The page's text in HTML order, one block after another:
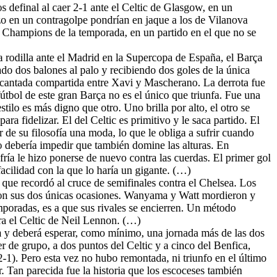
definal al caer 2-1 ante el Celtic de Glasgow, en un
en un contragolpe pondrían en jaque a los de Vilanova
de la temporada, en un partido en el que no se
ante el Madrid en la Supercopa de España, el Barça
dos balones al palo y recibiendo dos goles de la única
compartida entre Xavi y Mascherano. La derrota fue
de este gran Barça no es el único que triunfa. Fue una
es más digno que otro. Uno brilla por alto, el otro se
fidelizar. El del Celtic es primitivo y le saca partido. El
de su filosofía una moda, lo que le obliga a sufrir cuando
impedir que también domine las alturas. En
le hizo ponerse de nuevo contra las cuerdas. El primer gol
con la que lo haría un gigante. (…)
recordó al cruce de semifinales contra el Chelsea. Los
sus dos únicas ocasiones. Wanyama y Watt mordieron y
es a que sus rivales se encierren. Un método
el Celtic de Neil Lennon. (…)
deberá esperar, como mínimo, una jornada más de las dos
de grupo, a dos puntos del Celtic y a cinco del Benfica,
1). Pero esta vez no hubo remontada, ni triunfo en el último
parecida fue la historia que los escoceses también